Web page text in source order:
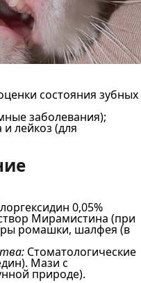
состояния зубных
заболевания);
лейкоз (для
0,05%
Мирамистина (при
ромашки, шалфея (в
Стоматологические
Мази с
природе).